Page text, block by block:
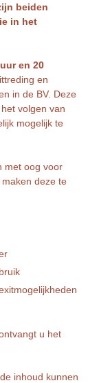
beiden
in het
en 20
en
in de BV. Deze
volgen van
mogelijk te
met oog voor
deze te
u het
inhoud kunnen